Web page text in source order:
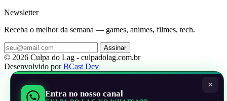
Newsletter
Receba o melhor da semana — games, animes, filmes, tech.
Assinar
© 2026 Culpa do Lag - culpadolag.com.br
Desenvolvido porBCast Dev
×
Entra no nosso canal